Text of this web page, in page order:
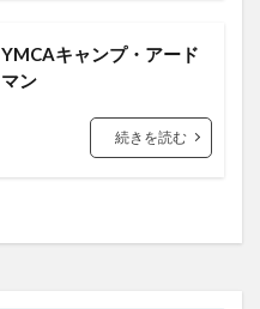
YMCAキャンプ・アード
マン
続きを読む